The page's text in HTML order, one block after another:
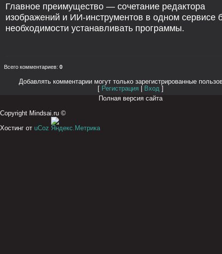
Главное преимущество — сочетание редактора
изображений и ИИ-инструментов в одном сервисе
необходимости устанавливать программы.
Всего комментариев: 0
Добавлять комментарии могут только зарегистрированные
[ Регистрация Вход ]
Полная версия сайта
Copyright Mindsai.ru ©
Хостинг от uCoz